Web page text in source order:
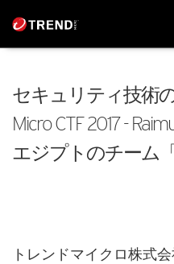
セキュリティ技術
Micro CTF 2017 -
エジプトのチーム
トレンドマイクロ株式